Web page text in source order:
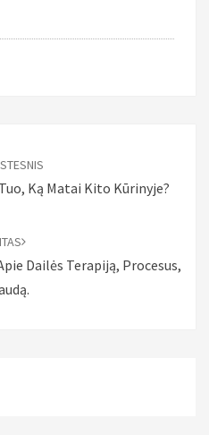
Ką Matai Kito Kūrinyje?
Dailės Terapiją, Procesus,